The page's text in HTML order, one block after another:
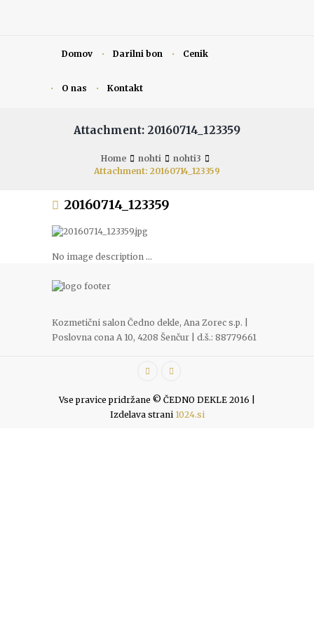
Domov Darilni bon Cenik
O nas Kontakt
Attachment: 20160714_123359
Home nohti
nohti3
Attachment: 20160714_123359
20160714_123359
No image description ...
Kozmetični salon Čedno dekle, Ana Zorec s.p. |
Poslovna cona A 10, 4208 Šenčur | d.š.: 88779661
Vse pravice pridržane © ČEDNO DEKLE 2016 |
Izdelava strani 1024.si